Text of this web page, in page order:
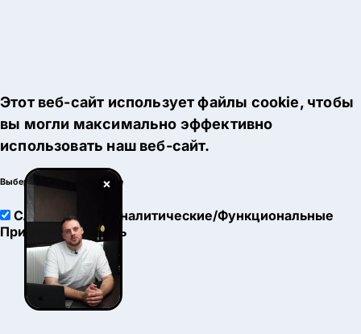
×
Этот веб-сайт использует файлы cookie, чтобы
вы могли максимально эффективно
использовать наш веб-сайт.
Выберите настройки cookie
Служебные
Аналитические/Функциональные
Принять
Настроить